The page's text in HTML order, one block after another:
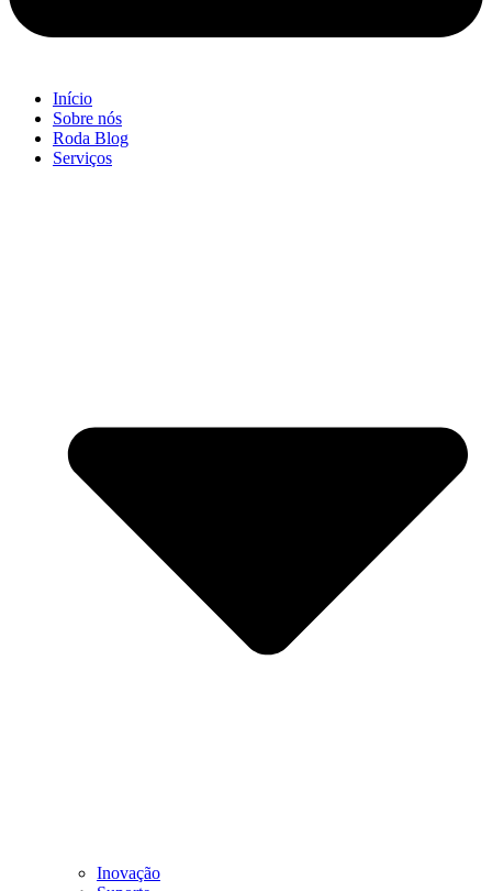
Início
Sobre nós
Roda Blog
Serviços
Inovação